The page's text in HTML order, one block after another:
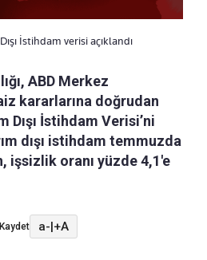
İstihdam verisi açıklandı
ABD Merkez
kararlarına doğrudan
Dışı İstihdam Verisi’ni
dışı istihdam temmuzda
işsizlik oranı yüzde 4,1'e
Kaydet a-|+A